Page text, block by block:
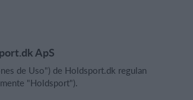
ApS
de Uso") de Holdsport.dk regulan
"Holdsport").